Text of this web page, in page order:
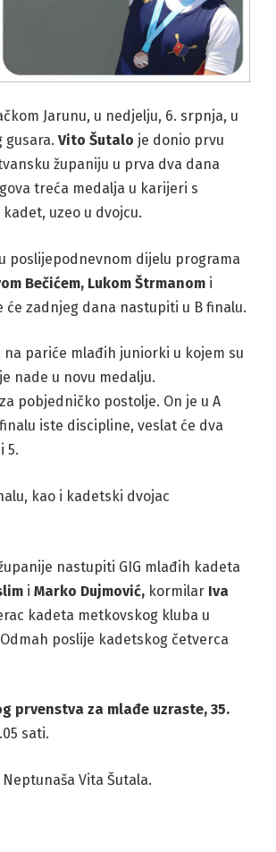
Jarunu, u nedjelju, 6. srpnja, u
gusara. Vito Šutalo je donio prvu
županiju u prva dva dana
treća medalja u karijeri s
uzeo u dvojcu.
poslijepodnevnom dijelu programa
Bečićem, Lukom Štrmanom i
zadnjeg dana nastupiti u B finalu.
pariće mlađih juniorki u kojem su
nade u novu medalju.
pobjedničko postolje. On je u A
iste discipline, veslat će dva
5.
kao i kadetski dvojac
nastupiti GIG mlađih kadeta
i Marko Dujmović,kormilar Iva
kadeta metkovskog kluba u
poslije kadetskog četverca
prvenstva za mlađe uzraste, 35.
sati.
Vita Šutala.